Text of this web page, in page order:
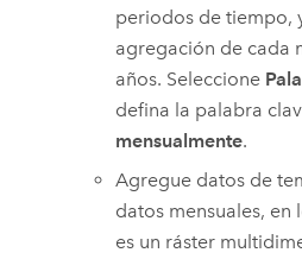
periodos de tiempo,
agregación de cada
años. Seleccione
defina la palabra
mensualmente.
Agregue datos de
datos mensuales, en
es un ráster